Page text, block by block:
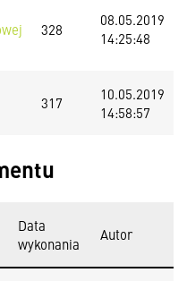
328
08.05.2019
14:25:48
317
10.05.2019
14:58:57
Data
wykonania
Autor